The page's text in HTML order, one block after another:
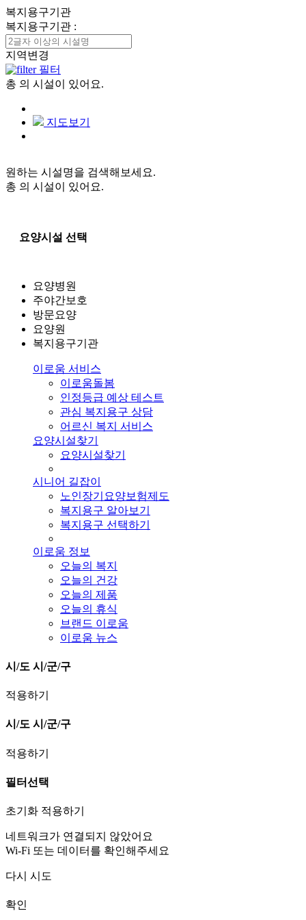
복지용구기관
복지용구기관 :
지역변경
필터
총 의 시설이 있어요.
지도보기
원하는 시설명을 검색해보세요.
총 의 시설이 있어요.
요양시설 선택
요양병원
주야간보호
방문요양
요양원
복지용구기관
이로움 서비스
이로움돌봄
인정등급 예상 테스트
관심 복지용구 상담
어르신 복지 서비스
요양시설찾기
요양시설찾기
시니어 길잡이
노인장기요양보험제도
복지용구 알아보기
복지용구 선택하기
이로움 정보
오늘의 복지
오늘의 건강
오늘의 제품
오늘의 휴식
브랜드 이로움
이로움 뉴스
시/도 시/군/구
적용하기
시/도 시/군/구
적용하기
필터선택
초기화 적용하기
네트워크가 연결되지 않았어요
Wi-Fi 또는 데이터를 확인해주세요
다시 시도
확인